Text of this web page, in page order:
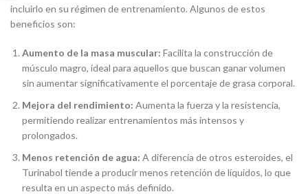
incluirlo en su régimen de entrenamiento. Algunos de estos
beneficios son:
Aumento de la masa muscular: Facilita la construcción de
músculo magro, ideal para aquellos que buscan ganar volumen
sin aumentar significativamente el porcentaje de grasa corporal.
Mejora del rendimiento: Aumenta la fuerza y la resistencia,
permitiendo realizar entrenamientos más intensos y
prolongados.
Menos retención de agua: A diferencia de otros esteroides, el
Turinabol tiende a producir menos retención de líquidos, lo que
resulta en un aspecto más definido.